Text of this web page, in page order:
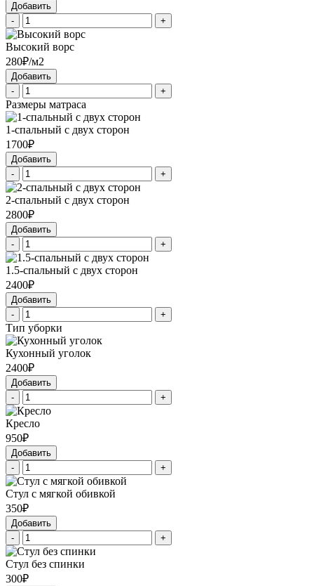
Добавить
-
+
Высокий ворс
280₽/м2
Добавить
-
+
Размеры матраса
1-спальный с двух сторон
1700₽
Добавить
-
+
2-спальный с двух сторон
2800₽
Добавить
-
+
1.5-спальный с двух сторон
2400₽
Добавить
-
+
Тип уборки
Кухонный уголок
2400₽
Добавить
-
+
Кресло
950₽
Добавить
-
+
Стул с мягкой обивкой
350₽
Добавить
-
+
Стул без спинки
300₽